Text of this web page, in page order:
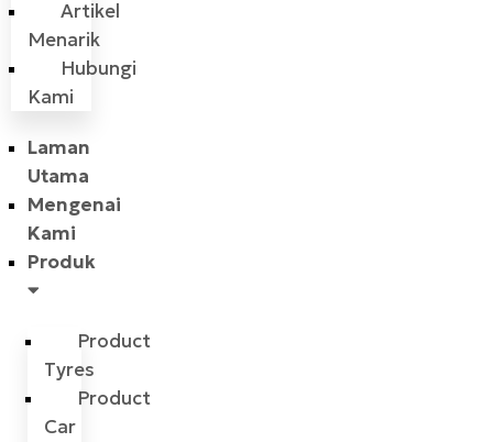
Artikel
Menarik
Hubungi
Kami
Laman
Utama
Mengenai
Kami
Produk
Product
Tyres
Product
Car